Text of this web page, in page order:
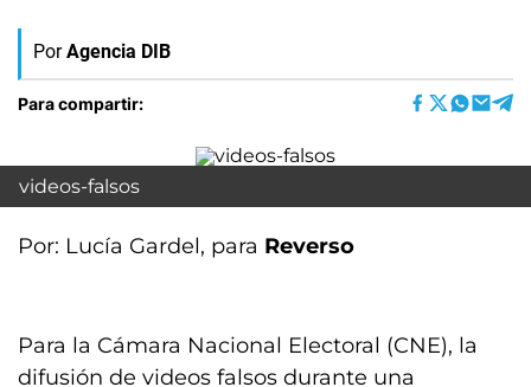
Por Agencia DIB
Para compartir:
videos-falsos
Por: Lucía Gardel, para Reverso
Para la Cámara Nacional Electoral (CNE), la
difusión de videos falsos durante una